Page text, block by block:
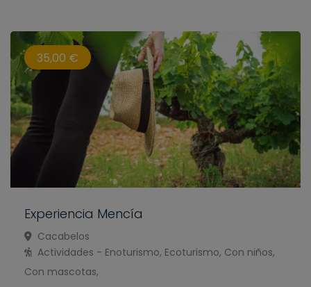
35,00 €
Experiencia Mencía
Cacabelos
Actividades - Enoturismo, Ecoturismo, Con niños,
Con mascotas,